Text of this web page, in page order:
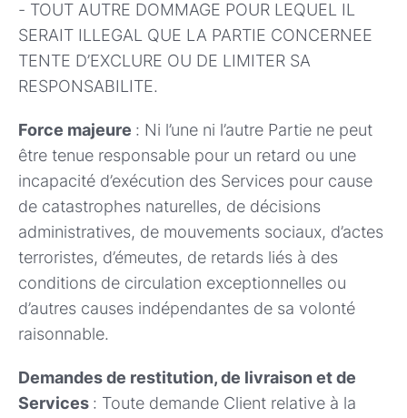
- TOUT AUTRE DOMMAGE POUR LEQUEL IL
SERAIT ILLEGAL QUE LA PARTIE CONCERNEE
TENTE D’EXCLURE OU DE LIMITER SA
RESPONSABILITE.
Force majeure : Ni l’une ni l’autre Partie ne peut
être tenue responsable pour un retard ou une
incapacité d’exécution des Services pour cause
de catastrophes naturelles, de décisions
administratives, de mouvements sociaux, d’actes
terroristes, d’émeutes, de retards liés à des
conditions de circulation exceptionnelles ou
d’autres causes indépendantes de sa volonté
raisonnable.
Demandes de restitution, de livraison et de
Services : Toute demande Client relative à la